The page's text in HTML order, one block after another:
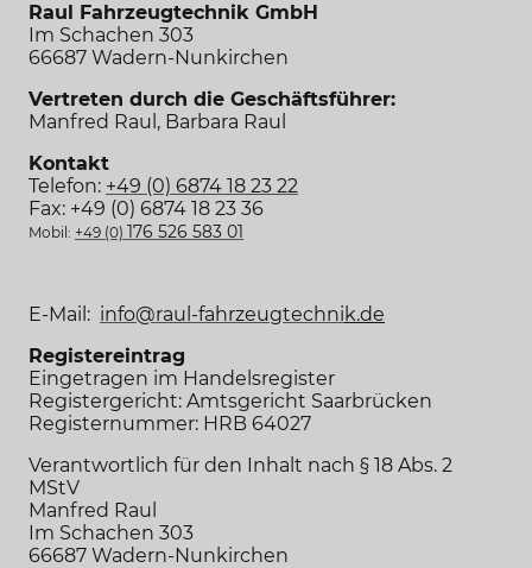
Raul Fahrzeugtechnik GmbH
Im Schachen 303
66687 Wadern-Nunkirchen
Vertreten durch die Geschäftsführer:
Manfred Raul, Barbara Raul
Kontakt
Telefon: +49 (0) 6874 18 23 22
Fax: +49 (0) 6874 18 23 36
Mobil: +49 (0) 176 526 583 01
E-Mail: info@raul-fahrzeugtechnik.de
Registereintrag
Eingetragen im Handelsregister
Registergericht: Amtsgericht Saarbrücken
Registernummer: HRB 64027
Verantwortlich für den Inhalt nach § 18 Abs. 2
MStV
Manfred Raul
Im Schachen 303
66687 Wadern-Nunkirchen